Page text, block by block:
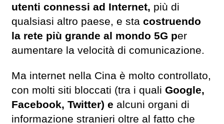
utenti connessi ad Internet, più di
qualsiasi altro paese, e sta costruendo
la rete più grande al mondo 5G per
aumentare la velocità di comunicazione.
Ma internet nella Cina è molto controllato,
con molti siti bloccati (tra i quali Google,
Facebook, Twitter) e alcuni organi di
informazione stranieri oltre al fatto che